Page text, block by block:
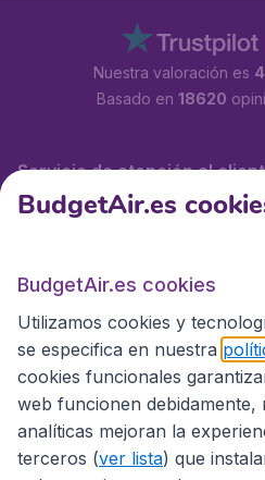
Nuestra valoración es
Basado en 18620
Servicio de atención al
Sitios internacionales
BudgetAir.es
BudgetAir.es cookies
Utilizamos cookies y
se especifica en nuestra
cookies funcionales
web funcionen debidamente,
analíticas mejoran la
terceros (ver lista) que